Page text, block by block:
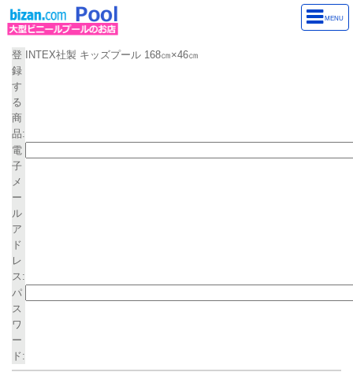
MENU
お気に入り商品登録
電子メールアドレスとパスワードを入力して登録をクリックしてください
登
録
す
る
商
品:
INTEX社製 キッズプール 168㎝×46㎝
電
子
メ
ー
ル
ア
ド
レ
ス:
パ
ス
ワ
ー
ド: